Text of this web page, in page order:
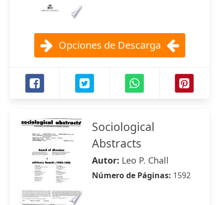
Opciones de Descarga
Sociological
Abstracts
Autor: Leo P. Chall
Número de Páginas: 1592